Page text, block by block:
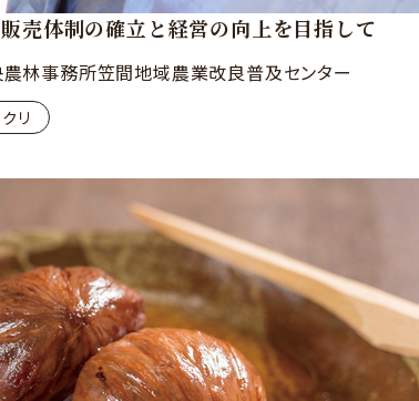
売体制の確立と経営の向上を目指して
林事務所笠間地域農業改良普及センター
クリ